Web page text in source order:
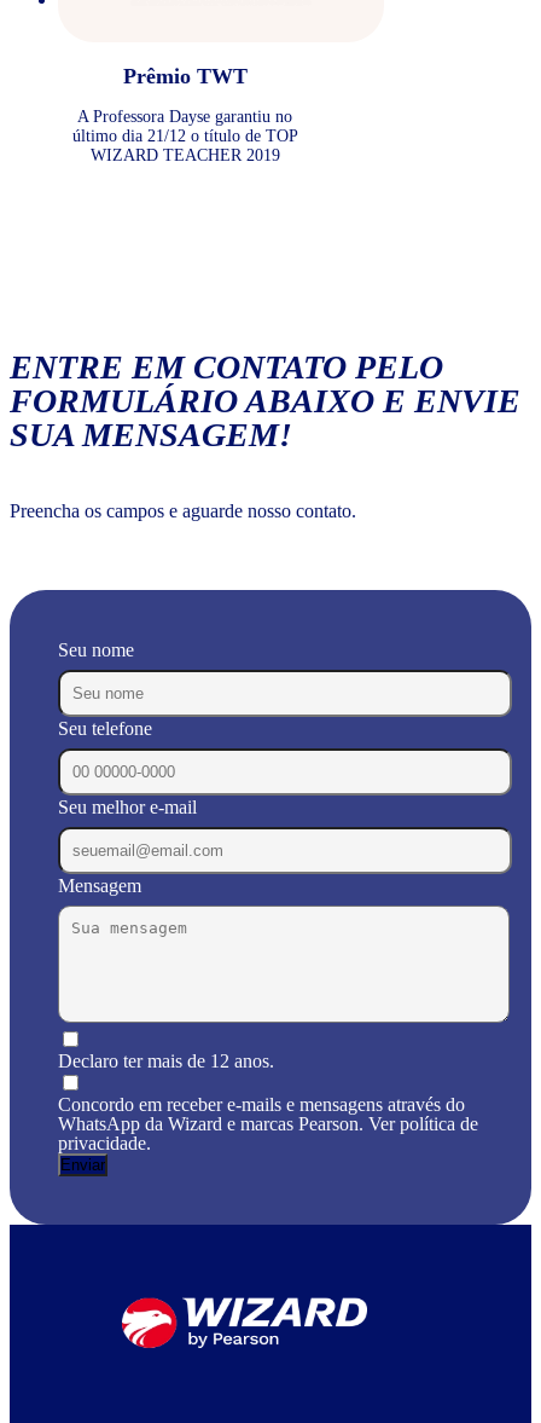
Prêmio TWT
A Professora Dayse garantiu no
último dia 21/12 o título de TOP
WIZARD TEACHER 2019
ENTRE EM CONTATO PELO
FORMULÁRIO ABAIXO E ENVIE
SUA MENSAGEM!
Preencha os campos e aguarde nosso contato.
Seu nome
Seu telefone
Seu melhor e-mail
Mensagem
Declaro ter mais de 12 anos.
Concordo em receber e-mails e mensagens através do
WhatsApp da Wizard e marcas Pearson. Ver política de
privacidade.